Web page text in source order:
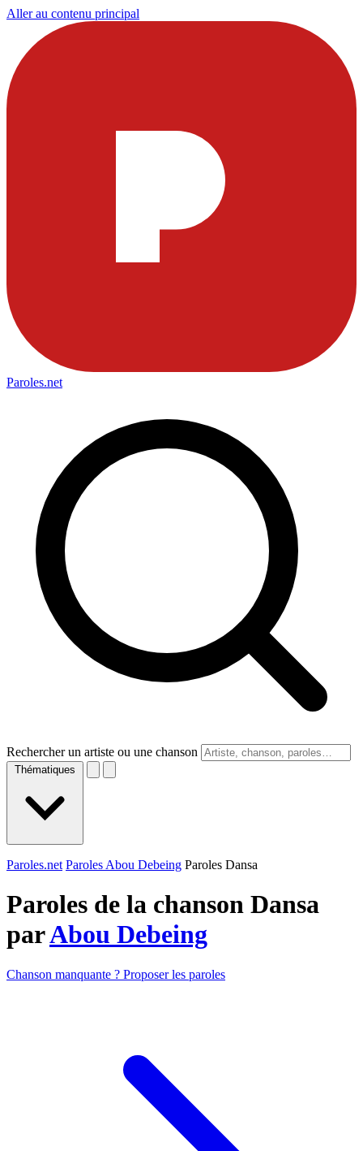
Aller au contenu principal
Paroles.net
Rechercher un artiste ou une chanson
Thématiques
Paroles.net Paroles Abou Debeing Paroles Dansa
Paroles de la chanson Dansa
parAbou Debeing
Chanson manquante ? Proposer les paroles